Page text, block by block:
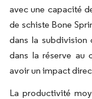
avec une capacité
de schiste Bone
dans la subdivision
dans la réserve au
avoir un impact
La productivité